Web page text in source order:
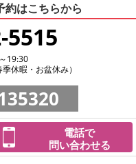
約はこちらから
5515
19:30
休暇・お盆休み）
電話で
問い合わせる